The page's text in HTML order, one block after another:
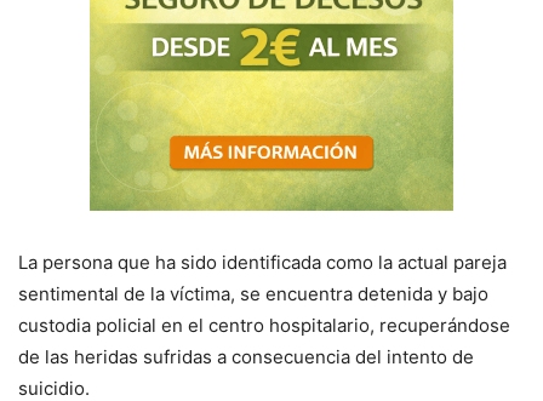
La persona que ha sido identificada como la actual pareja
sentimental de la víctima, se encuentra detenida y bajo
custodia policial en el centro hospitalario, recuperándose
de las heridas sufridas a consecuencia del intento de
suicidio.